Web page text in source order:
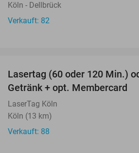
Köln - Dellbrück
Verkauft: 82
Lasertag (60 oder 120 Min.)
Getränk + opt. Membercard
LaserTag Köln
Köln (13 km)
Verkauft: 88